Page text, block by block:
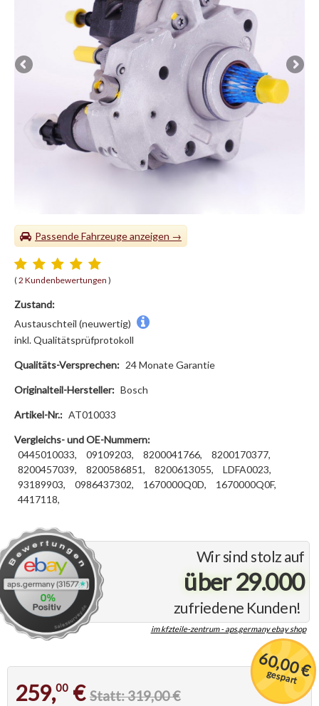
Passende Fahrzeuge
Wir sind stolz auf
über 29.000
zufriedene Kunden!
im kfzteile-zentrum - aps.germany ebay shop
(2 Kundenbewertungen )
Zustand:
Austauschteil (neuwertig)
inkl. Qualitätsprüfprotokoll
Qualitäts-Versprechen: 24 Monate Garantie
Originalteil-Hersteller: Bosch
Artikel-Nr.: AT010033
Vergleichs- und OE-Nummern:
0445010033,
09109203, 8200041766,
8200170377,
8200457039,
8200586851, 8200613055,
LDFA0023,
93189903,
0986437302, 1670000Q0D,
1670000Q0F,
4417118,
60,00 €
gespart
259,00 € Statt: 319,00 €